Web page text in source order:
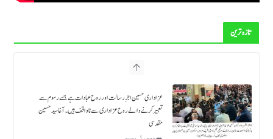
تازہ ترین
عزاداری حسین اجرِ رسالت اور روح عبادات ہے جسے رسوم سے
حکومت ملک بھر میں چہلم شہدائےؑ کربلا کے موقع پر خصوصی
انتظامات کرے اور سیکیورٹی کو یقینی بنایا جائے، علامہ حسین مقدسی